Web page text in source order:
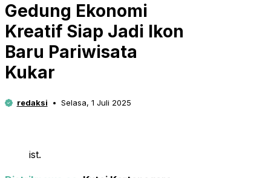
Gedung Ekonomi
Kreatif Siap Jadi Ikon
Baru Pariwisata
Kukar
redaksi Selasa, 1 Juli 2025
ist.